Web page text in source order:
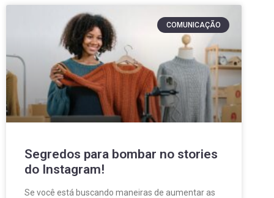
COMUNICAÇÃO
Segredos para bombar no stories
do Instagram!
Se você está buscando maneiras de aumentar as